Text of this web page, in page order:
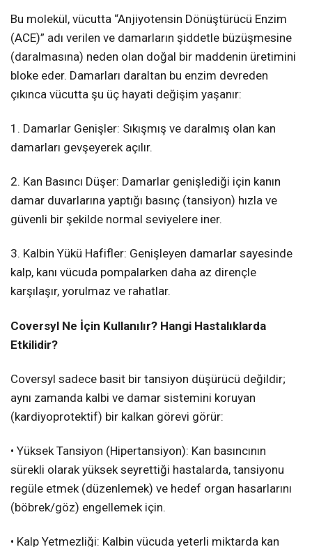
Bu molekül, vücutta “Anjiyotensin Dönüştürücü Enzim
(ACE)” adı verilen ve damarların şiddetle büzüşmesine
(daralmasına) neden olan doğal bir maddenin üretimini
bloke eder. Damarları daraltan bu enzim devreden
çıkınca vücutta şu üç hayati değişim yaşanır:
1. Damarlar Genişler: Sıkışmış ve daralmış olan kan
damarları gevşeyerek açılır.
2. Kan Basıncı Düşer: Damarlar genişlediği için kanın
damar duvarlarına yaptığı basınç (tansiyon) hızla ve
güvenli bir şekilde normal seviyelere iner.
3. Kalbin Yükü Hafifler: Genişleyen damarlar sayesinde
kalp, kanı vücuda pompalarken daha az dirençle
karşılaşır, yorulmaz ve rahatlar.
Coversyl Ne İçin Kullanılır? Hangi Hastalıklarda
Etkilidir?
Coversyl sadece basit bir tansiyon düşürücü değildir;
aynı zamanda kalbi ve damar sistemini koruyan
(kardiyoprotektif) bir kalkan görevi görür:
• Yüksek Tansiyon (Hipertansiyon): Kan basıncının
sürekli olarak yüksek seyrettiği hastalarda, tansiyonu
regüle etmek (düzenlemek) ve hedef organ hasarlarını
(böbrek/göz) engellemek için.
• Kalp Yetmezliği: Kalbin vücuda yeterli miktarda kan